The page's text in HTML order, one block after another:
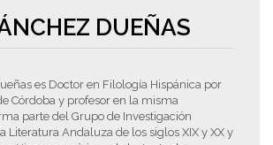
DUEÑAS
es Doctor en Filología Hispánica por
Córdoba y profesor en la misma
parte del Grupo de Investigación
Literatura Andaluza de los siglos XIX y XX y